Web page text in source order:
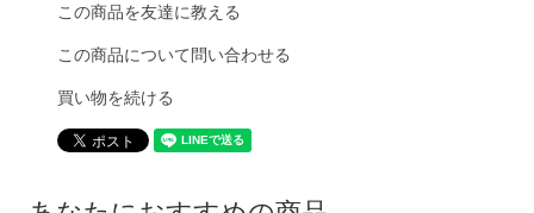
この商品を友達に教える
この商品について問い合わせる
買い物を続ける